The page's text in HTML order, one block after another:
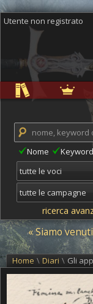
Utente non registrato
Nome
ricerca
« Siamo
Home \ Diari \ Gli